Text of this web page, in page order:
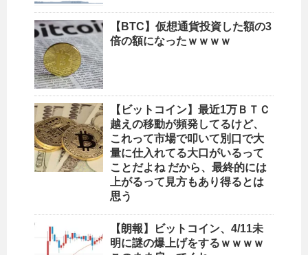
【BTC】仮想通貨投資した額の3
倍の額になったｗｗｗｗ
【ビットコイン】最近1万ＢＴＣ
越えの移動が頻発してるけど、
これって市場で叩いて別口で大
量に仕入れてる大口がいるって
ことだよね だから、最終的には
上がるって見方もあり得るとは
思う
【朗報】ビットコイン、4/11未
明に謎の爆上げをするｗｗｗｗ